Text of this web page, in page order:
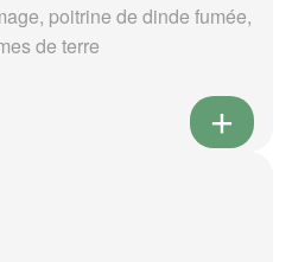
poitrine de dinde fumée,
de terre